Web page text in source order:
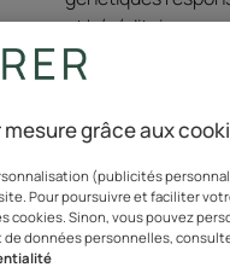
et héréditaire pour
capillaire**. La
ans***.
*Chez René
**Augmentation
en phase de
menée sur 29
***IQVIA –
grâce aux
(publicités
Pour poursuivre et faciliter
Sinon, vous pouvez
données personnelles,